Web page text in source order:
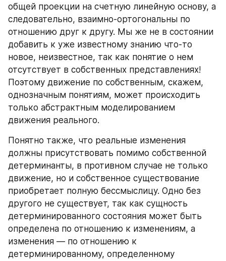
общей проекции на счетную линейную основу, а
следовательно, взаимно‑ортогональны по
отношению друг к другу. Мы же не в состоянии
добавить к уже известному знанию что‑то
новое, неизвестное, так как понятие о нем
отсутствует в собственных представлениях!
Поэтому движение по собственным, скажем,
однозначным понятиям, может происходить
только абстрактным моделированием
движения реального.
Понятно также, что реальные изменения
должны присутствовать помимо собственной
детерминанты, в противном случае не только
движение, но и собственное существование
приобретает полную бессмыслицу. Одно без
другого не существует, так как сущность
детерминированного состояния может быть
определена по отношению к изменениям, а
изменения — по отношению к
детерминированному, определенному